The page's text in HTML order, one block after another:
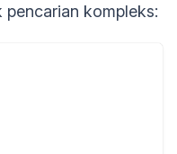
kompleks: